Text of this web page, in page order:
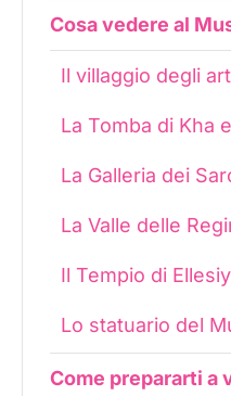
Cosa vedere al
Il villaggio degli
La Tomba di Kha
La Galleria dei
La Valle delle
Il Tempio di
Lo statuario del
Come prepararti a